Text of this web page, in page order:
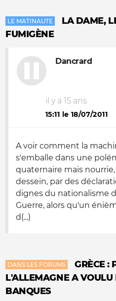
LE MATINAUTE
LA DAME,
FUMIGÈNE
Dancrard
il y a 15 ans
15:11 le 18/07/2011
A voir comment la
s'emballe dans une
quaternaire mais
dessein, par des
dignes du nationalisme
Guerre, alors qu'un
d(...)
DANS LES FORUMS
GRÈCE :
L'ALLEMAGNE A VOULU
BANQUES